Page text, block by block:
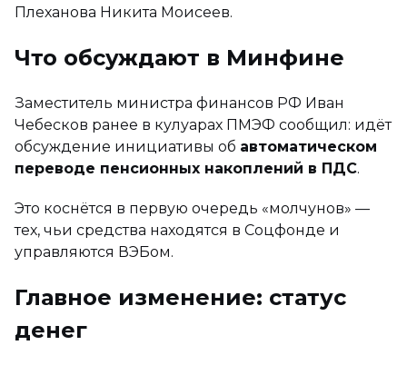
Плеханова Никита Моисеев.
Что обсуждают в Минфине
Заместитель министра финансов РФ Иван
Чебесков ранее в кулуарах ПМЭФ сообщил: идёт
обсуждение инициативы об автоматическом
переводе пенсионных накоплений в ПДС.
Это коснётся в первую очередь «молчунов» —
тех, чьи средства находятся в Соцфонде и
управляются ВЭБом.
Главное изменение: статус
денег